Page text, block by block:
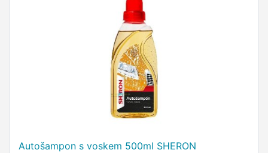
Autošampon s voskem 500ml SHERON